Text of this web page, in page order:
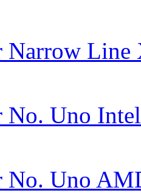
Narrow
No. Uno Intel
No. Uno